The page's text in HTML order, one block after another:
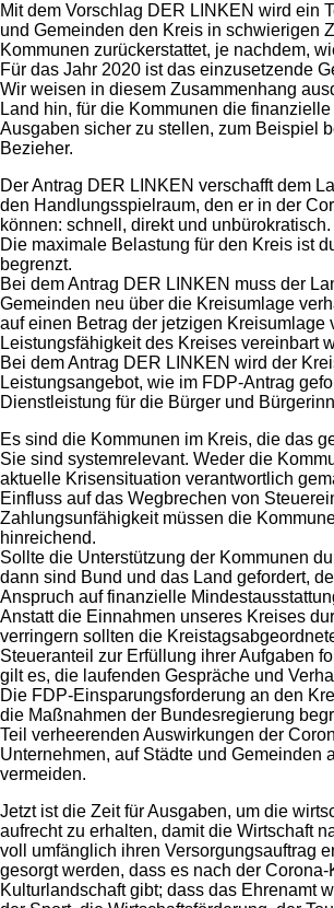
Mit dem Vorschlag DER LINKEN wird ein
und Gemeinden den Kreis in schwierigen
Kommunen zurückerstattet, je nachdem,
Für das Jahr 2020 ist das einzusetzende
Wir weisen in diesem Zusammenhang
Land hin, für die Kommunen die
Ausgaben sicher zu stellen, zum Beispiel
Bezieher.
Der Antrag DER LINKEN verschafft dem
den Handlungsspielraum, den er in der
können: schnell, direkt und unbürokratisch.
Die maximale Belastung für den Kreis ist
begrenzt.
Bei dem Antrag DER LINKEN muss der
Gemeinden neu über die Kreisumlage
auf einen Betrag der jetzigen Kreisumlage
Leistungsfähigkeit des Kreises vereinbart
Bei dem Antrag DER LINKEN wird der
Leistungsangebot, wie im FDP-Antrag
Dienstleistung für die Bürger und
Es sind die Kommunen im Kreis, die das
Sie sind systemrelevant. Weder die
aktuelle Krisensituation verantwortlich
Einfluss auf das Wegbrechen von
Zahlungsunfähigkeit müssen die
hinreichend.
Sollte die Unterstützung der Kommunen
dann sind Bund und das Land gefordert,
Anspruch auf finanzielle
Anstatt die Einnahmen unseres Kreises
verringern sollten die
Steueranteil zur Erfüllung ihrer Aufgaben
gilt es, die laufenden Gespräche und
Die FDP-Einsparungsforderung an den
die Maßnahmen der Bundesregierung
Teil verheerenden Auswirkungen der
Unternehmen, auf Städte und Gemeinden
vermeiden.
Jetzt ist die Zeit für Ausgaben, um die
aufrecht zu erhalten, damit die Wirtschaft
voll umfänglich ihren Versorgungsauftrag
gesorgt werden, dass es nach der
Kulturlandschaft gibt; dass das Ehrenamt